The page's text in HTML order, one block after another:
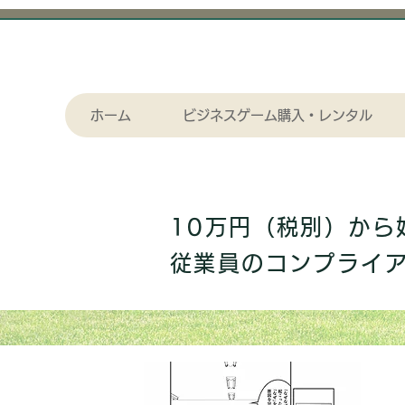
ホーム ビジネスゲーム購入・レンタル
10万円（税別）から
従業員のコンプライ